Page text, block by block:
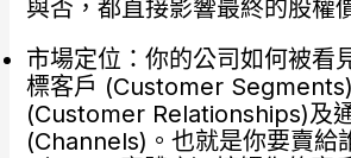
與否，都直接影響最終的股權
市場定位：你的公司如何被看
標客戶 (Customer
(Customer Relationships)及
(Channels)。也就是你要賣給